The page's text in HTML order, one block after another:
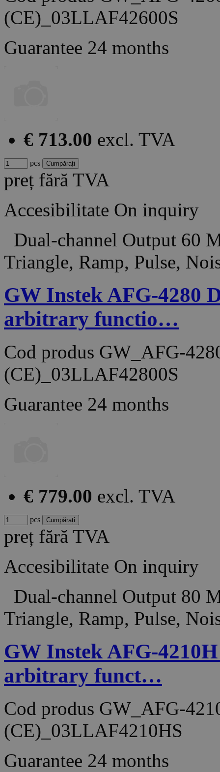
(CE)_03LLAF42600S
Guarantee 24 months
€ 713.00 excl. TVA
pcs
preț fără TVA
Accesibilitate On inquiry
Dual-channel Output 60
Triangle, Ramp, Pulse,
GW Instek AFG-4280
arbitrary functio…
Cod produs GW_AFG-
(CE)_03LLAF42800S
Guarantee 24 months
€ 779.00 excl. TVA
pcs
preț fără TVA
Accesibilitate On inquiry
Dual-channel Output 80
Triangle, Ramp, Pulse,
GW Instek AFG-
arbitrary funct…
Cod produs GW_AFG-
(CE)_03LLAF4210HS
Guarantee 24 months